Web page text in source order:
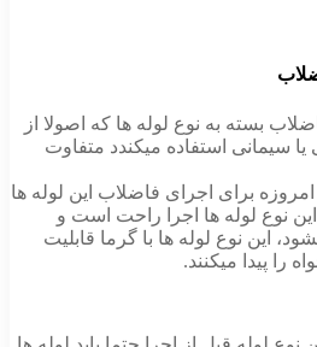
بسته به نوع لوله ها که اصولا از
سیمانی استفاده میکندد متفاوت
برای اجرای فاضلاب این لوله ها
این نوع لوله ها اجرا راحت است و
این نوع لوله ها با گرما قابلیت
پیدا میکنند.